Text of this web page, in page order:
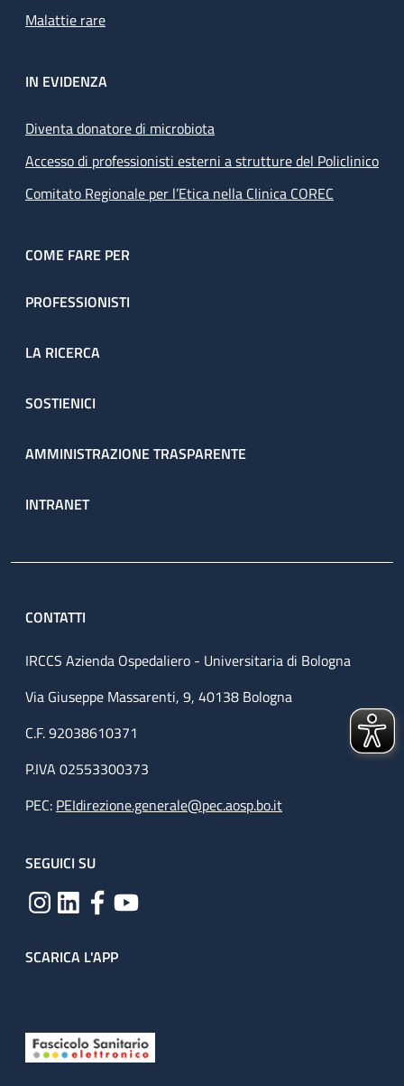
Malattie rare
IN EVIDENZA
Diventa donatore di microbiota
Accesso di professionisti esterni a strutture del Policlinico
Comitato Regionale per l’Etica nella Clinica COREC
COME FARE PER
PROFESSIONISTI
LA RICERCA
SOSTIENICI
AMMINISTRAZIONE TRASPARENTE
INTRANET
CONTATTI
IRCCS Azienda Ospedaliero - Universitaria di Bologna
Via Giuseppe Massarenti, 9, 40138 Bologna
C.F. 92038610371
P.IVA 02553300373
PEC: PEIdirezione.generale@pec.aosp.bo.it
SEGUICI SU
SCARICA L'APP